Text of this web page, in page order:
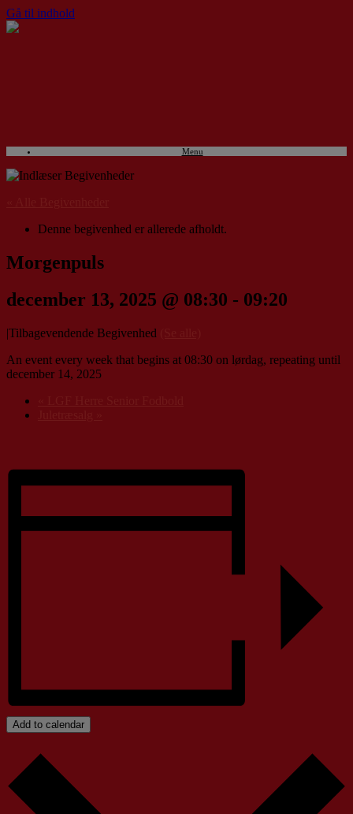
Gå til indhold
Menu
Denne begivenhed er allerede afholdt.
Morgenpuls
december 13, 2025 @ 08:30 - 09:20
|Tilbagevendende Begivenhed
An event every week that begins at 08:30 on lørdag, repeating until
december 14, 2025
Add to calendar